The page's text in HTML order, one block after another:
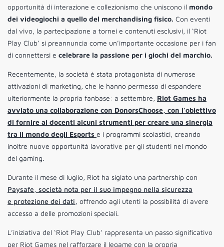
opportunità di interazione e collezionismo che uniscono il mondo
dei videogiochi a quello del merchandising fisico. Con eventi
dal vivo, la partecipazione a tornei e contenuti esclusivi, il ‘Riot
Play Club’ si preannuncia come un’importante occasione per i fan
di connettersi e celebrare la passione per i giochi del marchio.
Recentemente, la società è stata protagonista di numerose
attivazioni di marketing, che le hanno permesso di espandere
ulteriormente la propria fanbase: a settembre, Riot Games ha
avviato una collaborazione con DonorsChoose, con l’obiettivo
di fornire ai docenti alcuni strumenti per creare una sinergia
tra il mondo degli Esports e i programmi scolastici, creando
inoltre nuove opportunità lavorative per gli studenti nel mondo
del gaming.
Durante il mese di luglio, Riot ha siglato una partnership con
Paysafe, società nota per il suo impegno nella sicurezza
e protezione dei dati, offrendo agli utenti la possibilità di avere
accesso a delle promozioni speciali.
L’iniziativa del ‘Riot Play Club’ rappresenta un passo significativo
per Riot Games nel rafforzare il legame con la propria